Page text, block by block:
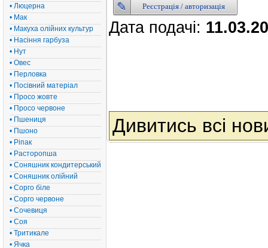
• Люцерна
• Мак
• Макуха олійних культур
• Насіння гарбуза
• Нут
• Овес
• Перловка
• Посівний матеріал
• Просо жовте
• Просо червоне
• Пшениця
• Пшоно
• Ріпак
• Расторопша
• Соняшник кондитерський
• Соняшник олійний
• Сорго біле
• Сорго червоне
• Сочевиця
• Соя
• Тритикале
• Ячка
Реєстрація / авторизація
Дата подачі:
Дивитись всі